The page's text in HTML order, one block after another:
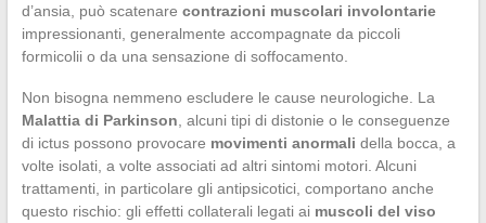
d’ansia, può scatenare contrazioni muscolari involontarie
impressionanti, generalmente accompagnate da piccoli
formicolii o da una sensazione di soffocamento.
Non bisogna nemmeno escludere le cause neurologiche. La
Malattia di Parkinson , alcuni tipi di distonie o le conseguenze
di ictus possono provocare movimenti anormali della bocca, a
volte isolati, a volte associati ad altri sintomi motori. Alcuni
trattamenti, in particolare gli antipsicotici, comportano anche
questo rischio: gli effetti collaterali legati ai muscoli del viso